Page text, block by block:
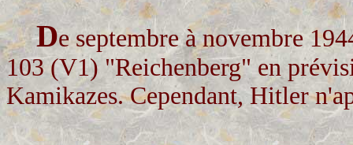
De septembre à novembre
103 (V1) "Reichenberg" en
Kamikazes. Cependant, Hitler